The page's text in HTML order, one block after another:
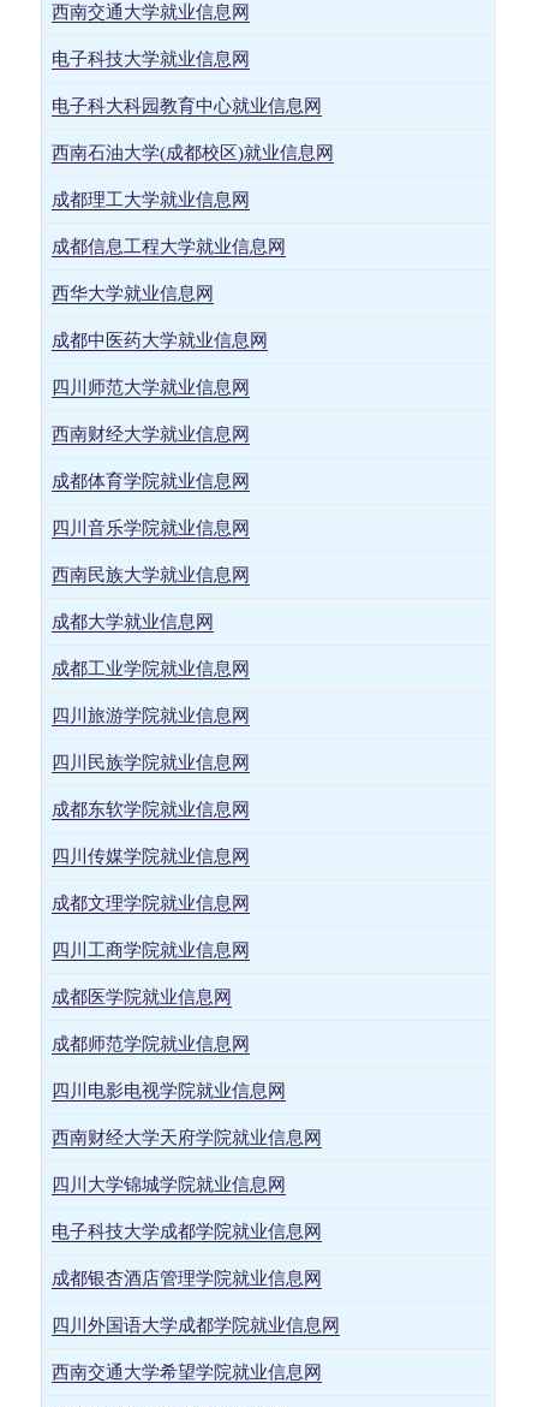
西南交通大学就业信息网
电子科技大学就业信息网
电子科大科园教育中心就业信息网
西南石油大学(成都校区)就业信息网
成都理工大学就业信息网
成都信息工程大学就业信息网
西华大学就业信息网
成都中医药大学就业信息网
四川师范大学就业信息网
西南财经大学就业信息网
成都体育学院就业信息网
四川音乐学院就业信息网
西南民族大学就业信息网
成都大学就业信息网
成都工业学院就业信息网
四川旅游学院就业信息网
四川民族学院就业信息网
成都东软学院就业信息网
四川传媒学院就业信息网
成都文理学院就业信息网
四川工商学院就业信息网
成都医学院就业信息网
成都师范学院就业信息网
四川电影电视学院就业信息网
西南财经大学天府学院就业信息网
四川大学锦城学院就业信息网
电子科技大学成都学院就业信息网
成都银杏酒店管理学院就业信息网
四川外国语大学成都学院就业信息网
西南交通大学希望学院就业信息网